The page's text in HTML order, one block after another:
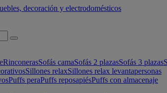
RinconerasSofás camaSofás 2 plazasSofás 3 plazas
Sillones relaxSillones relax levantapersonas
Puffs peraPuffs reposapiésPuffs con almacenaje